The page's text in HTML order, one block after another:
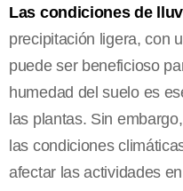
Las condiciones de
precipitación ligera, con
puede ser beneficioso
humedad del suelo es
las plantas. Sin
las condiciones
afectar las actividades